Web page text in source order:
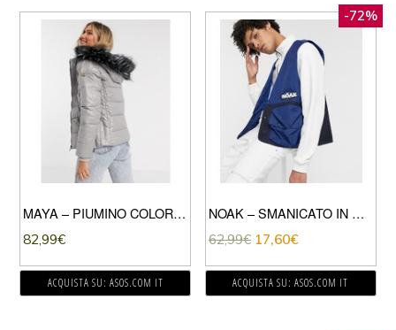
MAYA – PIUMINO COLOR ARGENTO CON CAPPUCCIO RIMOVIBILE IN ECOPELLICCIA
82,99€
ACQUISTA SU: ASOS.COM IT
-72%
NOAK – SMANICATO IN NYLON BLU NAVY
62,99€ 17,60€
ACQUISTA SU: ASOS.COM IT